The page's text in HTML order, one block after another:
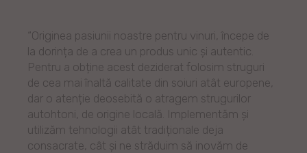
“Originea pasiunii noastre pentru vinuri, începe de
la dorința de a crea un produs unic și autentic.
Pentru a obține acest deziderat folosim struguri
de cea mai înaltă calitate din soiuri atât europene,
dar o atenție deosebită o atragem strugurilor
autohtoni, de origine locală. Implementăm și
utilizăm tehnologii atât tradiționale deja
consacrate, cât și ne străduim să inovăm de